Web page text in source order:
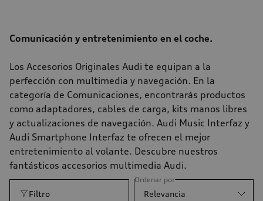
Comunicación y entretenimiento en el coche.
Los Accesorios Originales Audi te equipan a la
perfección con multimedia y navegación. En la
categoría de Comunicaciones, encontrarás productos
como adaptadores, cables de carga, kits manos libres
y actualizaciones de navegación. Audi Music Interfaz y
Audi Smartphone Interfaz te ofrecen el mejor
entretenimiento al volante. Descubre nuestros
fantásticos accesorios multimedia Audi.
Filtro
Ordenar por
Relevancia